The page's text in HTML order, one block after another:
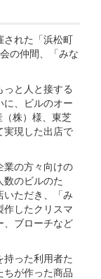
された「浜松町
の仲間、「みな
と人と接する
、ビルのオー
株）様、東芝
実現した出店で
業の方々向けの
のビルのた
ただき、「み
作したクリスマ
、ブローチなど
った利用者た
ちが作った商品